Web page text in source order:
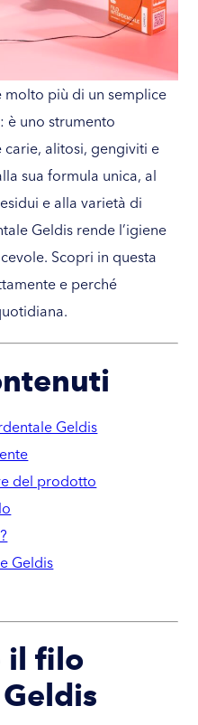
molto più di un semplice
è uno strumento
alitosi, gengiviti e
sua formula unica, al
e alla varietà di
Geldis rende l’igiene
Scopri in questa
e perché
Geldis
del prodotto
Geldis
il filo